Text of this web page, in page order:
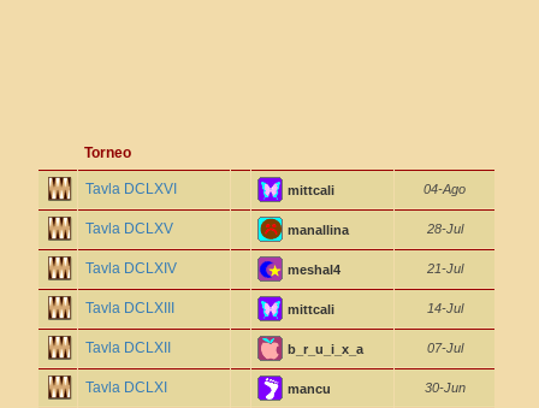
Torneo
Tavla DCLXVI mittcali 04-Ago
Tavla DCLXV manallina 28-Jul
Tavla DCLXIV meshal4 21-Jul
Tavla DCLXIII mittcali 14-Jul
Tavla DCLXII b_r_u_i_x_a 07-Jul
Tavla DCLXI mancu 30-Jun